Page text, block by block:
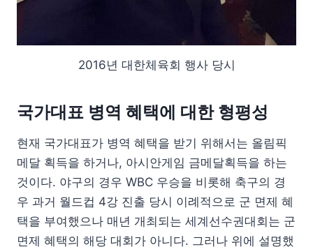
2016년 대한체육회 행사 당시
국가대표 병역 혜택에 대한 형평성
현재 국가대표가 병역 혜택을 받기 위해서는 올림픽
메달 획득을 하거나, 아시안게임 금메달획득을 하는
것이다. 야구의 경우 WBC 우승을 비롯해 축구의 경
우 과거 월드컵 4강 진출 당시 이례적으로 군 면제 혜
택을 부여했으나 매년 개최되는 세계선수권대회는 군
면제 혜택의 해당 대회가 아니다. 그러나 위에 설명했